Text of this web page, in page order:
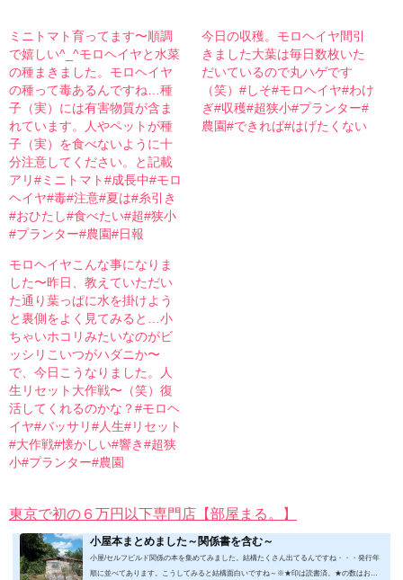
ミニトマト育ってます〜順調
で嬉しい^_^モロヘイヤと水菜
の種まきました。モロヘイヤ
の種って毒あるんですね…種
子（実）には有害物質が含ま
れています。人やペットが種
子（実）を食べないように十
分注意してください。と記載
アリ#ミニトマト#成長中#モロ
ヘイヤ#毒#注意#夏は#糸引き
#おひたし#食べたい#超#狭小
#プランター#農園#日報
今日の収穫。モロヘイヤ間引
きました大葉は毎日数枚いた
だいているので丸ハゲです
（笑）#しそ#モロヘイヤ#わけ
ぎ#収穫#超狭小#プランター#
農園#できれば#はげたくない
モロヘイヤこんな事になりま
した〜昨日、教えていただい
た通り葉っぱに水を掛けよう
と裏側をよく見てみると…小
ちゃいホコリみたいなのがビ
ッシリ︎こいつがハダニか〜
で、今日こうなりました。人
生リセット大作戦〜（笑）復
活してくれるのかな？#モロヘ
イヤ#バッサリ#人生#リセット
#大作戦#懐かしい#響き#超狭
小#プランター#農園
東京で初の６万円以下専門店【部屋まる。】
小屋本まとめました～関係書を含む～
小屋/セルフビルド関係の本を集めてみました。結構たくさん出てるんですね・・・発行年
順に並べてあります。こうしてみると結構面白いですね～※★印は読書済。★の数はおす